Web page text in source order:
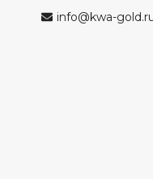
info@kwa-